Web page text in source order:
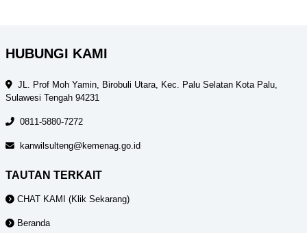
HUBUNGI KAMI
JL. Prof Moh Yamin, Birobuli Utara, Kec. Palu Selatan Kota Palu,
Sulawesi Tengah 94231
0811-5880-7272
kanwilsulteng@kemenag.go.id
TAUTAN TERKAIT
CHAT KAMI (Klik Sekarang)
Beranda